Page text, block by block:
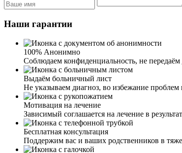
Наши гарантии
100% Анонимно
Соблюдаем конфиденциальность, не
Выдаём больничный лист
Не указываем диагноз, во избежание проблем
Мотивация на лечение
Зависимый соглашается на лечение в
Бесплатная консультация
Поддержим вас и ваших родственников в